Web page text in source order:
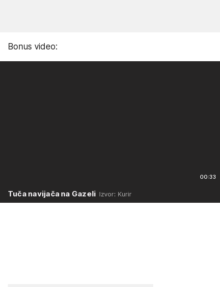
Bonus video:
00:33
Tuča navijača na Gazeli Izvor: Kurir